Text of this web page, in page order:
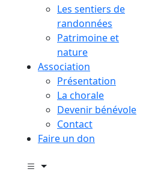
Les sentiers de
randonnées
Patrimoine et
nature
Association
Présentation
La chorale
Devenir bénévole
Contact
Faire un don